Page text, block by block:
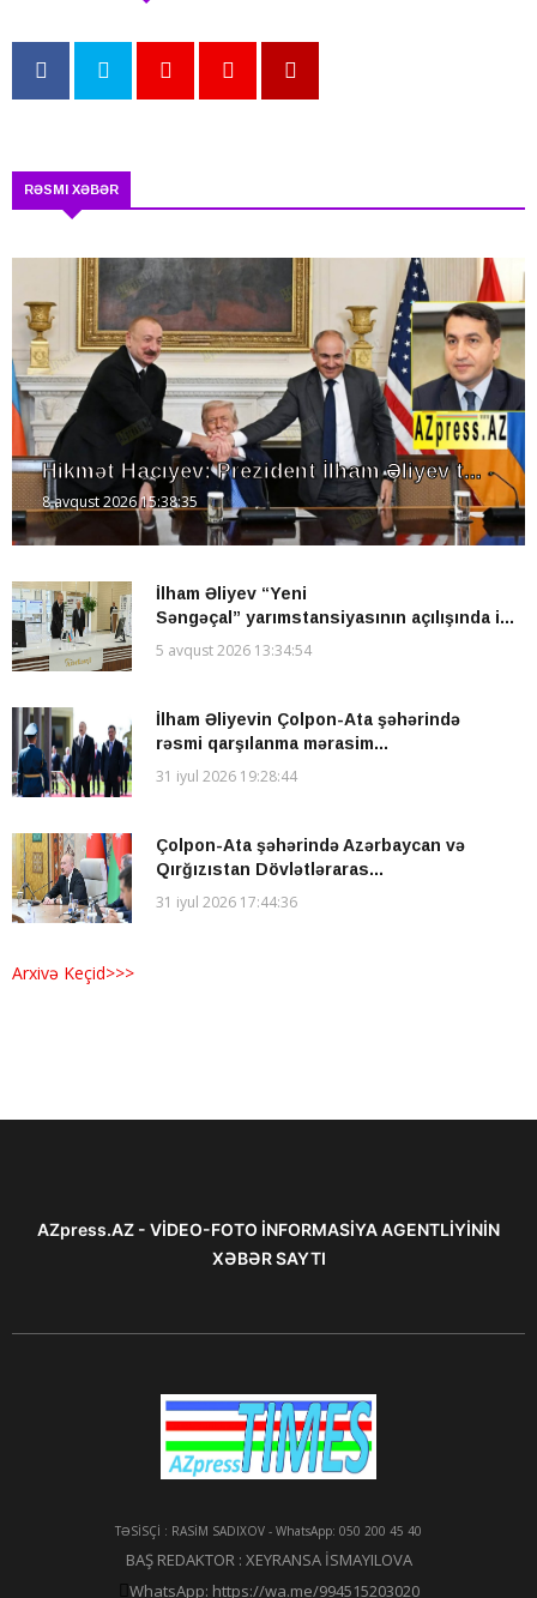
RƏSMI XƏBƏR
Hikmət Hacıyev: Prezident İlham Əliyev t...
8 avqust 2026 15:38:35
İlham Əliyev “Yeni
Səngəçal” yarımstansiyasının açılışında i...
5 avqust 2026 13:34:54
İlham Əliyevin Çolpon-Ata şəhərində
rəsmi qarşılanma mərasim...
31 iyul 2026 19:28:44
Çolpon-Ata şəhərində Azərbaycan və
Qırğızıstan Dövlətləraras...
31 iyul 2026 17:44:36
Arxivə Keçid>>>
AZpress.AZ - VİDEO-FOTO İNFORMASİYA AGENTLİYİNİN
XƏBƏR SAYTI
TƏSİSÇİ : RASİM SADIXOV - WhatsApp: 050 200 45 40
BAŞ REDAKTOR : XEYRANSA İSMAYILOVA
WhatsApp: https://wa.me/994515203020